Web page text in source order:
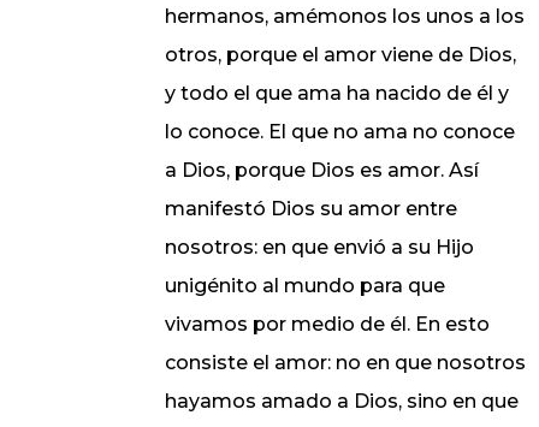
hermanos, amémonos los unos a los
otros, porque el amor viene de Dios,
y todo el que ama ha nacido de él y
lo conoce. El que no ama no conoce
a Dios, porque Dios es amor. Así
manifestó Dios su amor entre
nosotros: en que envió a su Hijo
unigénito al mundo para que
vivamos por medio de él. En esto
consiste el amor: no en que nosotros
hayamos amado a Dios, sino en que